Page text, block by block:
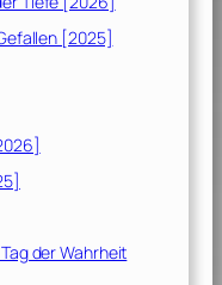
[2025]
der Wahrheit